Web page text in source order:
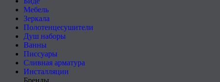
Мебель
Зеркала
Полотенцесушители
Душ наборы
Ванны
Писсуары
Сливная арматура
Инсталляции
Бренды